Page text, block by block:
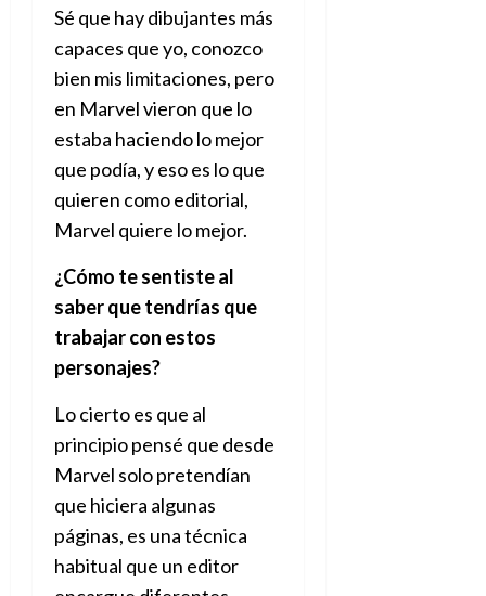
Sé que hay dibujantes más
capaces que yo, conozco
bien mis limitaciones, pero
en Marvel vieron que lo
estaba haciendo lo mejor
que podía, y eso es lo que
quieren como editorial,
Marvel quiere lo mejor.
¿Cómo te sentiste al
saber que tendrías que
trabajar con estos
personajes?
Lo cierto es que al
principio pensé que desde
Marvel solo pretendían
que hiciera algunas
páginas, es una técnica
habitual que un editor